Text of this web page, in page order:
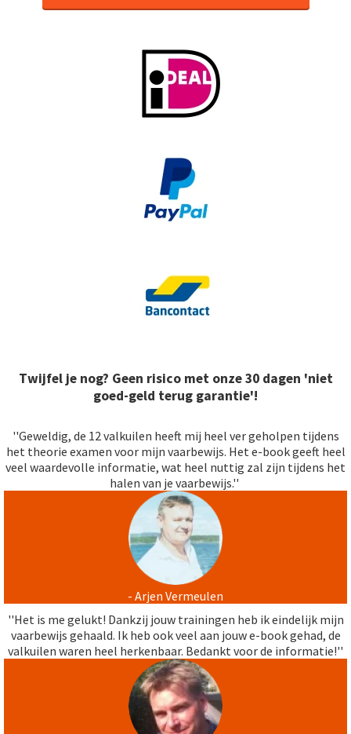
Twijfel je nog? Geen risico met onze 30 dagen 'niet
goed-geld terug garantie'!
''Geweldig, de 12 valkuilen heeft mij heel ver geholpen tijdens
het theorie examen voor mijn vaarbewijs. Het e-book geeft heel
veel waardevolle informatie, wat heel nuttig zal zijn tijdens het
halen van je vaarbewijs.''
- Arjen Vermeulen
''Het is me gelukt! Dankzij jouw trainingen heb ik eindelijk mijn
vaarbewijs gehaald. Ik heb ook veel aan jouw e-book gehad, de
valkuilen waren heel herkenbaar. Bedankt voor de informatie!''